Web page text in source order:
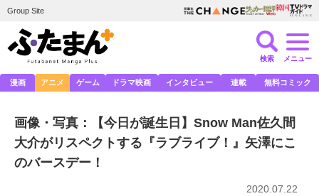
Group Site
検索 メニュー
漫画 アニメ ゲーム ドラマ映画 インタビュー 連載 無料コミック
画像・写真：【今日が誕生日】Snow Man佐久間
大介がリスペクトする『ラブライブ！』矢澤にこ
のバースデー！
2020.07.22